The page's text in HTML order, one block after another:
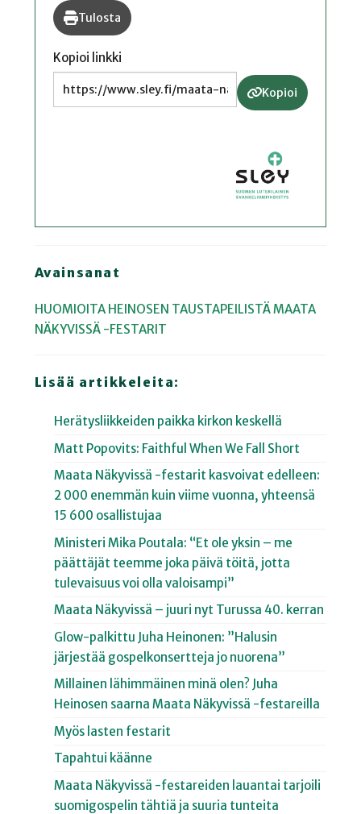
Tulosta
Kopioi linkki
Kopioi
Avainsanat
HUOMIOITA HEINOSEN TAUSTAPEILISTÄMAATA
NÄKYVISSÄ -FESTARIT
Lisää artikkeleita:
Herätysliikkeiden paikka kirkon keskellä
Matt Popovits: Faithful When We Fall Short
Maata Näkyvissä -festarit kasvoivat edelleen:
2 000 enemmän kuin viime vuonna, yhteensä
15 600 osallistujaa
Ministeri Mika Poutala: “Et ole yksin – me
päättäjät teemme joka päivä töitä, jotta
tulevaisuus voi olla valoisampi”
Maata Näkyvissä – juuri nyt Turussa 40. kerran
Glow-palkittu Juha Heinonen: ”Halusin
järjestää gospelkonsertteja jo nuorena”
Millainen lähimmäinen minä olen? Juha
Heinosen saarna Maata Näkyvissä -festareilla
Myös lasten festarit
Tapahtui käänne
Maata Näkyvissä -festareiden lauantai tarjoili
suomigospelin tähtiä ja suuria tunteita